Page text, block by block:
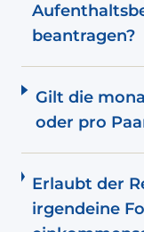
beantragen?
Gilt die
oder pro
Erlaubt der
irgendeine